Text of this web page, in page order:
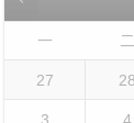
一 二
27 28
3 4